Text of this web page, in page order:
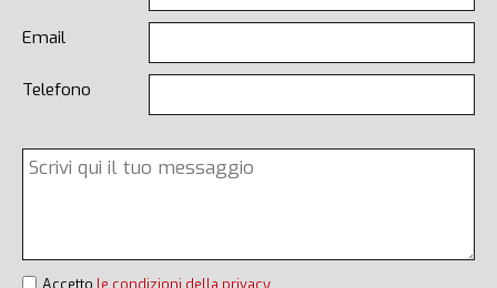
Email
Telefono
Accetto le condizioni della privacy